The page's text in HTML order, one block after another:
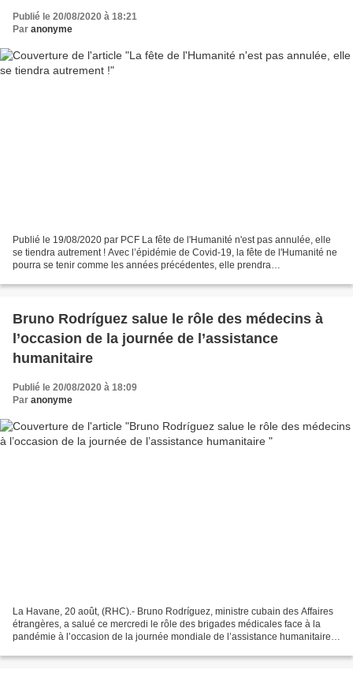
Publié le 20/08/2020 à 18:21
Par anonyme
Publié le 19/08/2020 par PCF La fête de l'Humanité n'est pas annulée, elle
se tiendra autrement ! Avec l’épidémie de Covid-19, la fête de l'Humanité ne
pourra se tenir comme les années précédentes, elle prendra
Bruno Rodríguez salue le rôle des médecins à
l’occasion de la journée de l’assistance
humanitaire
Publié le 20/08/2020 à 18:09
Par anonyme
La Havane, 20 août, (RHC).- Bruno Rodríguez, ministre cubain des Affaires
étrangères, a salué ce mercredi le rôle des brigades médicales face à la
pandémie à l’occasion de la journée mondiale de l’assistance humanitaire.